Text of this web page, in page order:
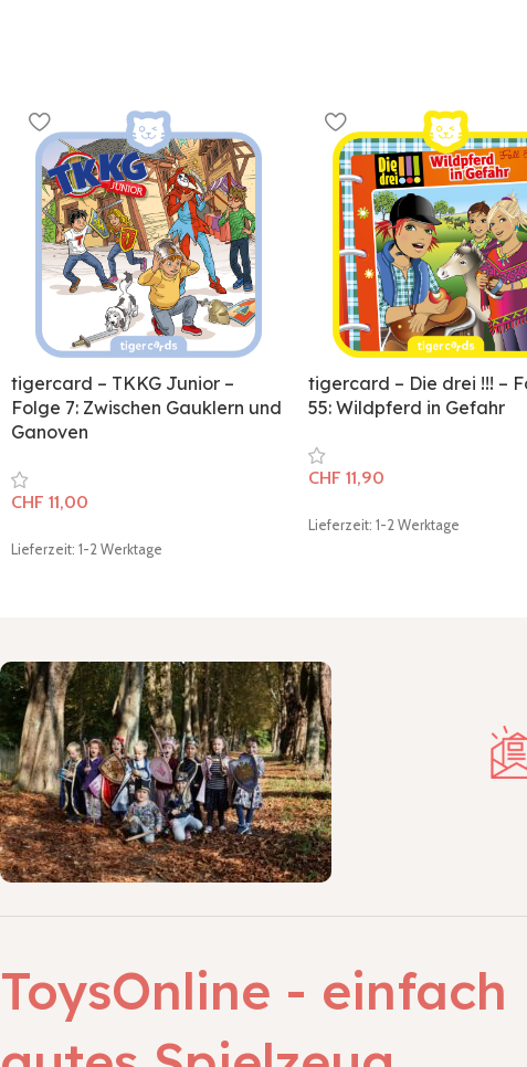
tigercard – TKKG Junior –
Folge 7: Zwischen Gauklern und
Ganoven
CHF 11,00
Lieferzeit: 1-2 Werktage
tigercard – Die drei !!! –
55: Wildpferd in Gefahr
CHF 11,90
Lieferzeit: 1-2 Werktage
ToysOnline - einfach